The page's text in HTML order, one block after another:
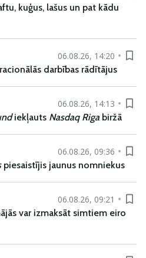
kuģus, lašus un pat kādu
06.08.26, 14:20
darbības rādītājus
06.08.26, 14:13
iekļauts Nasdaq Riga biržā
06.08.26, 09:36
piesaistījis jaunus nomniekus
06.08.26, 09:21
var izmaksāt simtiem eiro